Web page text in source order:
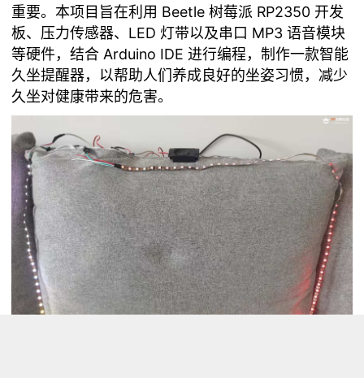
重要。本项目旨在利用 Beetle 树莓派 RP2350 开发
板、压力传感器、LED 灯带以及串口 MP3 语音模块
等硬件，结合 Arduino IDE 进行编程，制作一款智能
久坐提醒器，以帮助人们养成良好的坐姿习惯，减少
久坐对健康带来的危害。